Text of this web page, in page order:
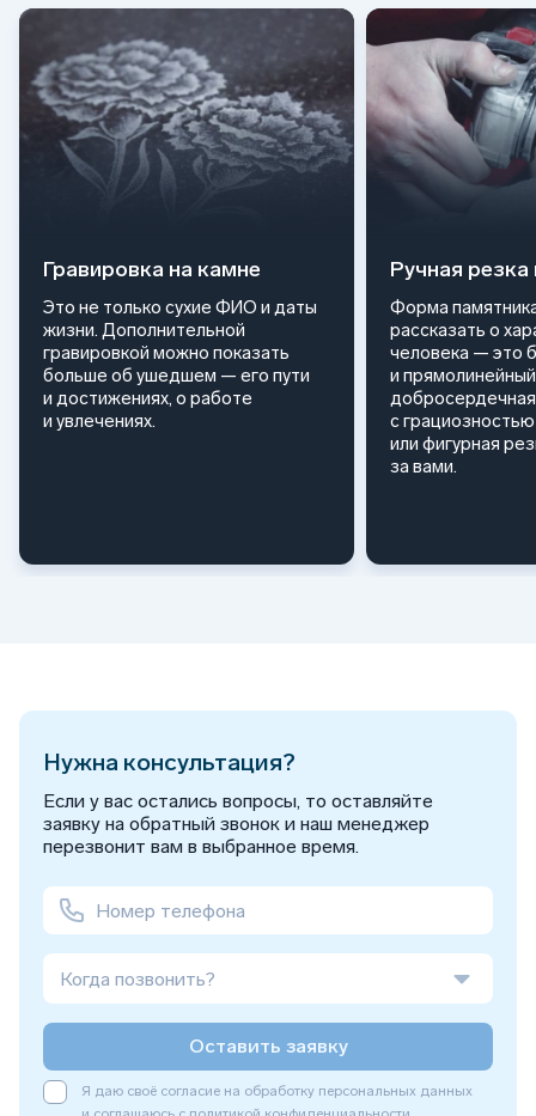
Гравировка на камне
Это не только сухие ФИО и даты
жизни. Дополнительной
гравировкой можно показать
больше об ушедшем — его пути
и достижениях, о работе
и увлечениях.
Ручная
Форма
рассказать о
человека — это
и
с
или фигурная
за вами.
Нужна консультация?
Если у вас остались вопросы, то оставляйте
заявку на обратный звонок и наш менеджер
перезвонит вам в выбранное время.
Когда позвонить?
Оставить заявку
Я даю своё согласие на обработку персональных данных